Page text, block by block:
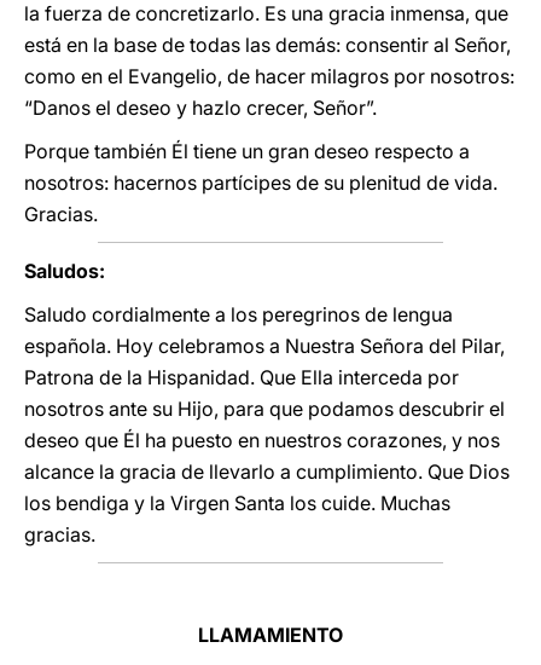
la fuerza de concretizarlo. Es una gracia inmensa, que
está en la base de todas las demás: consentir al Señor,
como en el Evangelio, de hacer milagros por nosotros:
“Danos el deseo y hazlo crecer, Señor”.
Porque también Él tiene un gran deseo respecto a
nosotros: hacernos partícipes de su plenitud de vida.
Gracias.
Saludos:
Saludo cordialmente a los peregrinos de lengua
española. Hoy celebramos a Nuestra Señora del Pilar,
Patrona de la Hispanidad. Que Ella interceda por
nosotros ante su Hijo, para que podamos descubrir el
deseo que Él ha puesto en nuestros corazones, y nos
alcance la gracia de llevarlo a cumplimiento. Que Dios
los bendiga y la Virgen Santa los cuide. Muchas
gracias.
LLAMAMIENTO